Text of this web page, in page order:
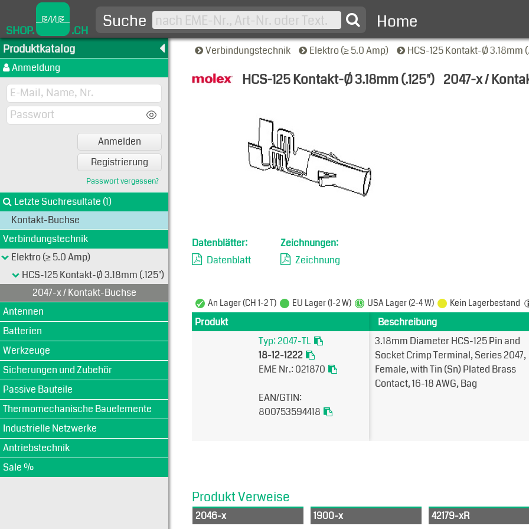
SHOP. .CH Suche Home
Produktkatalog
Anmeldung
Anmelden
Registrierung
Passwort vergessen?
Letzte Suchresultate (1)
Kontakt-Buchse
Verbindungstechnik
Elektro (≥ 5.0 Amp)
HCS-125 Kontakt-Ø 3.18mm (.125")
2047-x / Kontakt-Buchse
Antennen
Batterien
Werkzeuge
Sicherungen und Zubehör
Passive Bauteile
Thermomechanische Bauelemente
Industrielle Netzwerke
Antriebstechnik
Sale %
Verbindungstechnik Elektro (≥ 5.0 Amp) HCS-125 Kontakt-Ø 3.18mm
HCS-125 Kontakt-Ø 3.18mm (.125") 2047-x /
Datenblätter:
Datenblatt
Zeichnungen:
Zeichnung
An Lager (CH 1-2 T) EU Lager (1-2 W) USA Lager (2-4 W) Kein Lagerbestand
Produkt Beschreibung
Typ: 2047-TL
18-12-1222
EME Nr.: 021870
EAN/GTIN:
800753594418
3.18mm Diameter HCS-125 Pin and
Socket Crimp Terminal, Series 2047,
Female, with Tin (Sn) Plated Brass
Contact, 16-18 AWG, Bag
Produkt Verweise
2046-x 1900-x 42179-xR